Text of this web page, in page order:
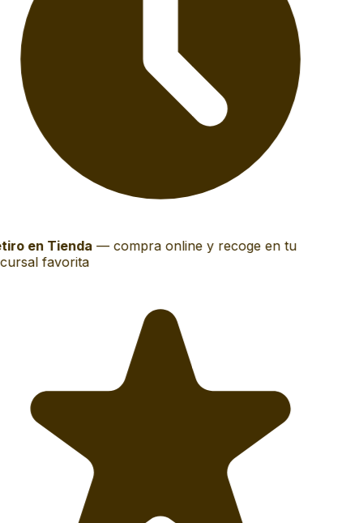
en Tienda—compra online y recoge en tu
favorita